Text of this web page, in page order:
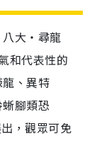
八大‧尋龍
和代表性的
、異特
腳類恐
，觀眾可免